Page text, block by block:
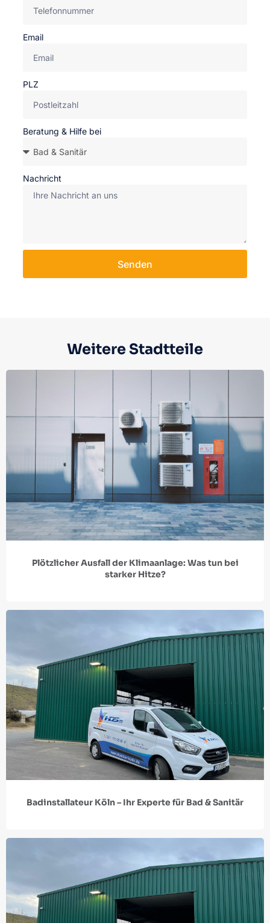
Email
PLZ
Beratung & Hilfe bei
Nachricht
Senden
Weitere Stadtteile
Plötzlicher Ausfall der Klimaanlage: Was tun bei
starker Hitze?
Badinstallateur Köln – Ihr Experte für Bad & Sanitär